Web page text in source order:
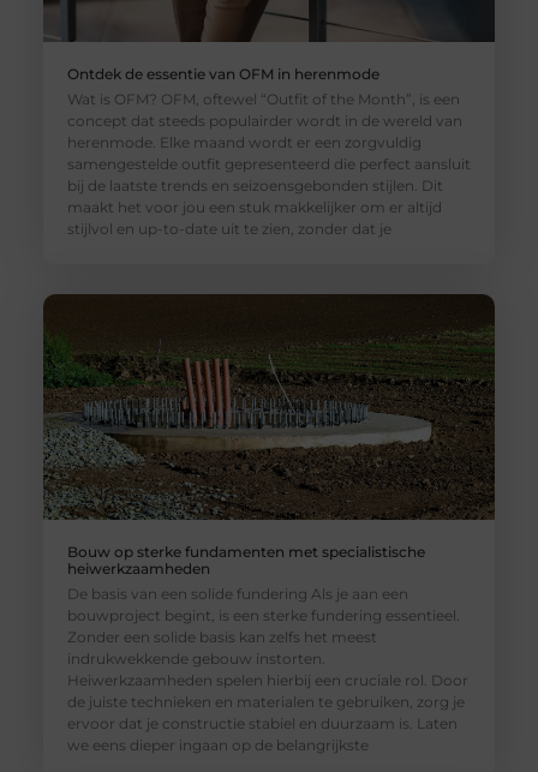
Ontdek de essentie van OFM in herenmode
Wat is OFM? OFM, oftewel “Outfit of the Month”, is een
concept dat steeds populairder wordt in de wereld van
herenmode. Elke maand wordt er een zorgvuldig
samengestelde outfit gepresenteerd die perfect aansluit
bij de laatste trends en seizoensgebonden stijlen. Dit
maakt het voor jou een stuk makkelijker om er altijd
stijlvol en up-to-date uit te zien, zonder dat je
Bouw op sterke fundamenten met specialistische
heiwerkzaamheden
De basis van een solide fundering Als je aan een
bouwproject begint, is een sterke fundering essentieel.
Zonder een solide basis kan zelfs het meest
indrukwekkende gebouw instorten.
Heiwerkzaamheden spelen hierbij een cruciale rol. Door
de juiste technieken en materialen te gebruiken, zorg je
ervoor dat je constructie stabiel en duurzaam is. Laten
we eens dieper ingaan op de belangrijkste